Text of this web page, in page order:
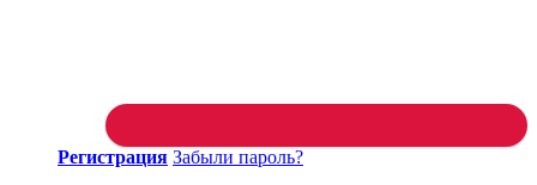
Регистрация Забыли пароль?